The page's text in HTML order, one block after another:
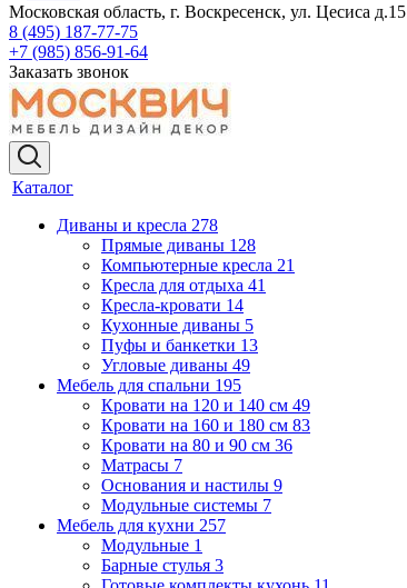
Московская область, г. Воскресенск, ул. Цесиса д.15
8 (495) 187-77-75
+7 (985) 856-91-64
Заказать звонок
Каталог
Диваны и кресла 278
Прямые диваны 128
Компьютерные кресла 21
Кресла для отдыха 41
Кресла-кровати 14
Кухонные диваны 5
Пуфы и банкетки 13
Угловые диваны 49
Мебель для спальни 195
Кровати на 120 и 140 см 49
Кровати на 160 и 180 см 83
Кровати на 80 и 90 см 36
Матрасы 7
Основания и настилы 9
Модульные системы 7
Мебель для кухни 257
Модульные 1
Барные стулья 3